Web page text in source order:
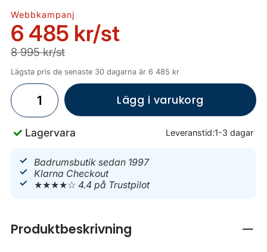
Webbkampanj
6 485 kr/st
8 995 kr/st
Lägsta pris de senaste 30 dagarna är 6 485 kr
Lägg i varukorg
Lagervara Leveranstid:1-3 dagar
Badrumsbutik sedan 1997
Klarna Checkout
★★★★☆4.4 på Trustpilot
Produktbeskrivning